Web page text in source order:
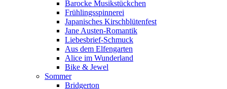
Barocke Musikstückchen
Frühlingsspinnerei
Japanisches Kirschblütenfest
Jane Austen-Romantik
Liebesbrief-Schmuck
Aus dem Elfengarten
Alice im Wunderland
Bike & Jewel
Sommer
Bridgerton